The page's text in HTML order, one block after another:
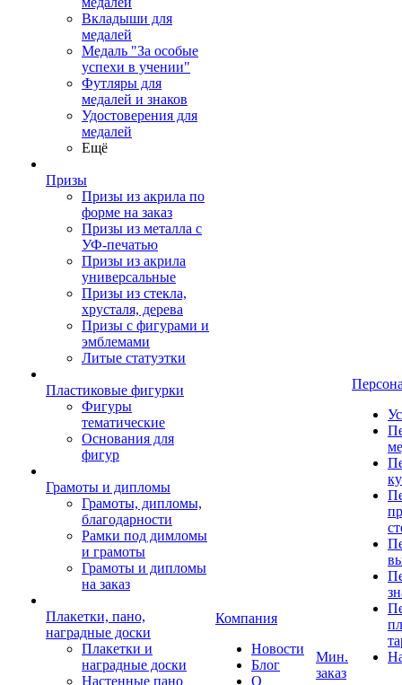
Вкладыши для
медалей
Медаль "За особые
успехи в учении"
Футляры для
медалей и знаков
Удостоверения для
медалей
Ещё
Призы
Призы из акрила по
форме на заказ
Призы из металла с
УФ-печатью
Призы из акрила
универсальные
Призы из стекла,
хрусталя, дерева
Призы с фигурами и
эмблемами
Литые статуэтки
Пластиковые фигурки
Фигуры
тематические
Основания для
фигур
Грамоты и дипломы
Грамоты, дипломы,
благодарности
Рамки под димломы
и грамоты
Грамоты и дипломы
на заказ
Плакетки, пано,
наградные доски
Плакетки и
наградные доски
Настенные пано
Компания
Новости
Блог
О
Мин.
заказ